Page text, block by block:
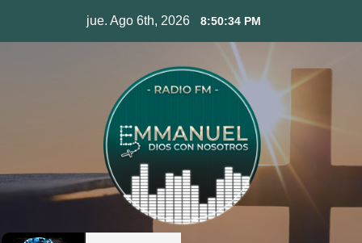
jue. Ago 6th, 2026 8:50:35 PM